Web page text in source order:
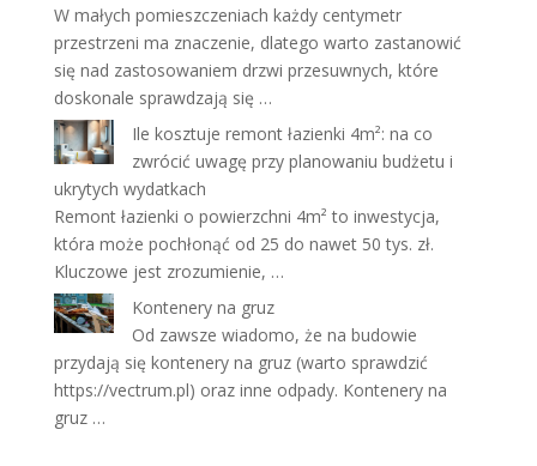
W małych pomieszczeniach każdy centymetr
przestrzeni ma znaczenie, dlatego warto zastanowić
się nad zastosowaniem drzwi przesuwnych, które
doskonale sprawdzają się …
Ile kosztuje remont łazienki 4m²: na co
zwrócić uwagę przy planowaniu budżetu i
ukrytych wydatkach
Remont łazienki o powierzchni 4m² to inwestycja,
która może pochłonąć od 25 do nawet 50 tys. zł.
Kluczowe jest zrozumienie, …
Kontenery na gruz
Od zawsze wiadomo, że na budowie
przydają się kontenery na gruz (warto sprawdzić
https://vectrum.pl) oraz inne odpady. Kontenery na
gruz …